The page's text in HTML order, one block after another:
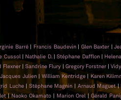
Barré | Francis Baudevin | Glen Baxter |
Cussol | Nathalie D. |Stéphane Dafflon |
Flexner |Sandrine Flury | Gregory Forstner |
Jacques Julien |William Kentridge | Karen
Luche | Stéphane Magnin | Arnaud Maguet|
|Naoko Okamato | Marion Orel|Gérald